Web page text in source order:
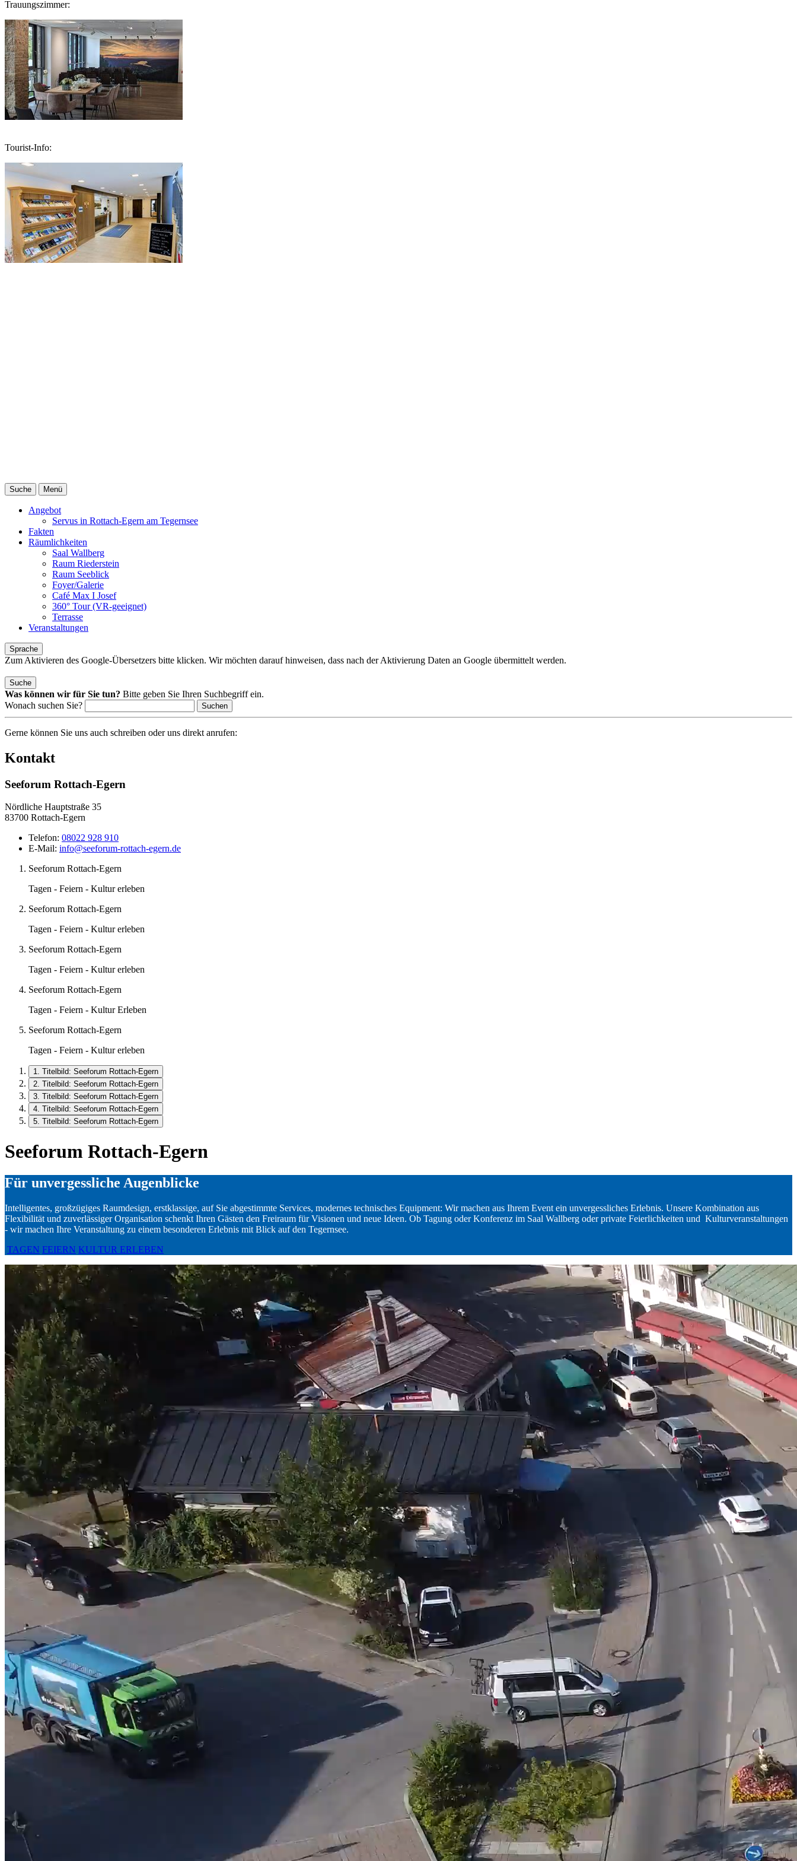
Trauungszimmer:
Tourist-Info:
Suche Menü
Angebot
Servus in Rottach-Egern am Tegernsee
Fakten
Räumlichkeiten
Saal Wallberg
Raum Riederstein
Raum Seeblick
Foyer/Galerie
Café Max I Josef
360° Tour (VR-geeignet)
Terrasse
Veranstaltungen
Sprache
Zum Aktivieren des Google-Übersetzers bitte klicken. Wir möchten darauf hinweisen, dass nach der Aktivierung Daten an Google übermittelt werden.
Suche
Was können wir für Sie tun? Bitte geben Sie Ihren Suchbegriff ein.
Wonach suchen Sie?
Suchen
Gerne können Sie uns auch schreiben oder uns direkt anrufen:
Kontakt
Seeforum Rottach-Egern
Nördliche Hauptstraße 35
83700 Rottach-Egern
Telefon: 08022 928 910
E-Mail: info@seeforum-rottach-egern.de
Seeforum Rottach-Egern
Tagen - Feiern - Kultur erleben
Seeforum Rottach-Egern
Tagen - Feiern - Kultur erleben
Seeforum Rottach-Egern
Tagen - Feiern - Kultur erleben
Seeforum Rottach-Egern
Tagen - Feiern - Kultur Erleben
Seeforum Rottach-Egern
Tagen - Feiern - Kultur erleben
1. Titelbild: Seeforum Rottach-Egern
2. Titelbild: Seeforum Rottach-Egern
3. Titelbild: Seeforum Rottach-Egern
4. Titelbild: Seeforum Rottach-Egern
5. Titelbild: Seeforum Rottach-Egern
Seeforum Rottach-Egern
Für unvergessliche Augenblicke
Intelligentes, großzügiges Raumdesign, erstklassige, auf Sie abgestimmte Services, modernes technisches Equipment: Wir machen aus Ihrem Event ein unvergessliches Erlebnis. Unsere Kombination aus
Flexibilität und zuverlässiger Organisation schenkt Ihren Gästen den Freiraum für Visionen und neue Ideen. Ob Tagung oder Konferenz im Saal Wallberg oder private Feierlichkeiten und Kulturveranstaltungen
- wir machen Ihre Veranstaltung zu einem besonderen Erlebnis mit Blick auf den Tegernsee.
TAGEN FEIERN KULTUR ERLEBEN